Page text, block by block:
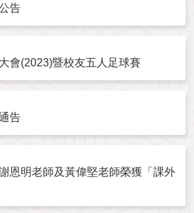
告
會(2023)暨校友五人足球賽
告
恩明老師及黃偉堅老師榮獲「課外